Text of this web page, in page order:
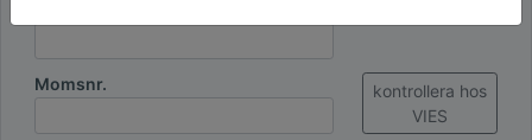
Momsnr.
kontrollera hos
VIES